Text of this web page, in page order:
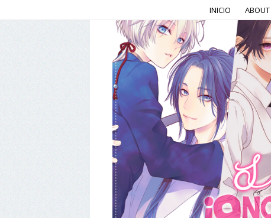
INICIO ABOUT